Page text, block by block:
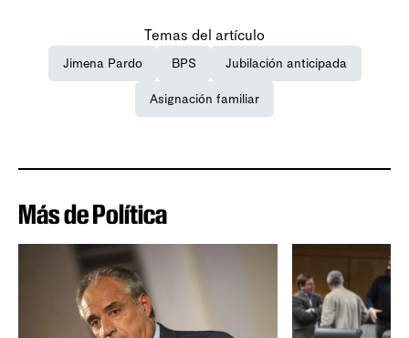
Temas del artículo
Jimena Pardo BPS Jubilación anticipada
Asignación familiar
Más de Política